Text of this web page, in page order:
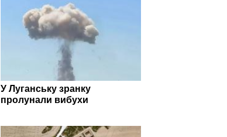
У Луганську зранку
пролунали вибухи